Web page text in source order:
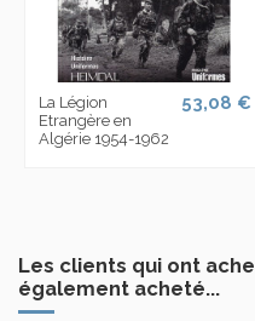
La Légion
Etrangère en
Algérie 1954-1962
53,08 €
Les clients qui ont
également acheté...